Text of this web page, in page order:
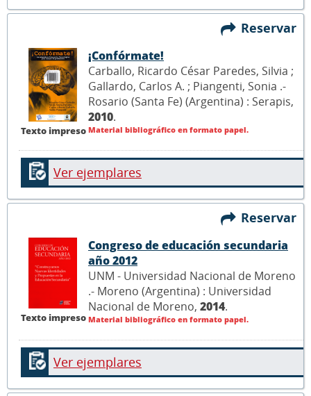
Reservar
Texto impreso
¡Confórmate!
Carballo, Ricardo César Paredes, Silvia ;
Gallardo, Carlos A. ; Piangenti, Sonia .-
Rosario (Santa Fe) (Argentina) : Serapis,
2010.
Material bibliográfico en formato papel.
Ver ejemplares
Reservar
Texto impreso
Congreso de educación secundaria
año 2012
UNM - Universidad Nacional de Moreno
.- Moreno (Argentina) : Universidad
Nacional de Moreno, 2014.
Material bibliográfico en formato papel.
Ver ejemplares